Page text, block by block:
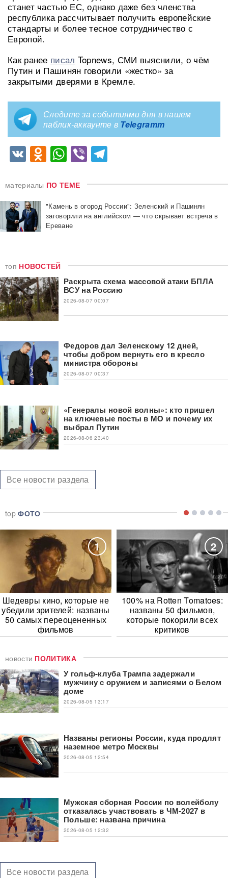
станет частью ЕС, однако даже без членства
республика рассчитывает получить европейские
стандарты и более тесное сотрудничество с
Европой.
Как ранее писал Topnews, СМИ выяснили, о чём
Путин и Пашинян говорили «жестко» за
закрытыми дверями в Кремле.
Следите за событиями дня в нашем
паблик-аккаунте в Telegramm
VKOdnoklassniki
WhatsApp
Viber
материалы ПО ТЕМЕ
"Камень в огород России": Зеленский и Пашинян
заговорили на английском — что скрывает встреча в
Ереване
топ НОВОСТЕЙ
Раскрыта схема массовой атаки БПЛА
ВСУ на Россию
2026-08-07 00:07
Федоров дал Зеленскому 12 дней,
чтобы добром вернуть его в кресло
министра обороны
2026-08-07 00:37
«Генералы новой волны»: кто пришел
на ключевые посты в МО и почему их
выбрал Путин
2026-08-06 23:40
Все новости раздела
topФОТО
1
Шедевры кино, которые не
убедили зрителей: названы
50 самых переоцененных
фильмов
2
100% на Rotten Tomatoes:
названы 50 фильмов,
которые покорили всех
критиков
новости ПОЛИТИКА
У гольф-клуба Трампа задержали
мужчину с оружием и записями о Белом
доме
2026-08-05 13:17
Названы регионы России, куда продлят
наземное метро Москвы
2026-08-05 12:54
Мужская сборная России по волейболу
отказалась участвовать в ЧМ-2027 в
Польше: названа причина
2026-08-05 12:32
Все новости раздела